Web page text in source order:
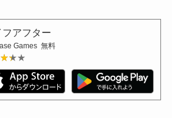
フアフター
Games 無料